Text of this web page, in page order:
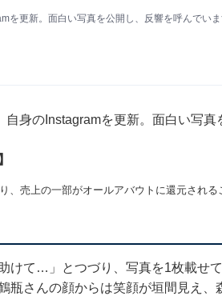
を更新。面白い写真を公開し、反響を呼んでい
身のInstagramを更新。面白い写真
売上の一部がオールアバウトに還元される
けて…」とつづり、写真を1枚載せ
瓶さんの顔からは笑顔が垣間見え、